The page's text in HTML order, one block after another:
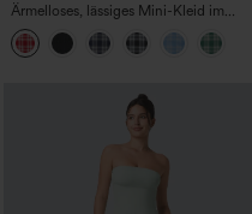
Ärmelloses, lässiges Mini-Kleid im
Vichy-Karo mit U-Boot-Ausschnitt und
Taschen